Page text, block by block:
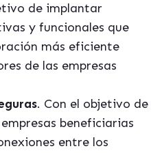
de implantar
y funcionales que
más eficiente
de las empresas
. Con el objetivo de
beneficiarias
entre los